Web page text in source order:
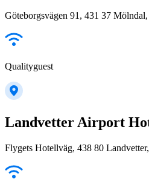
Göteborgsvägen 91, 431 37
Qualityguest
Landvetter Airport
Flygets Hotellväg, 438 80